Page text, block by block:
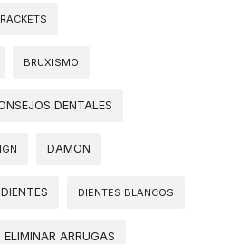
BRUXISMO
DENTALES
DAMON
DIENTES DIENTES BLANCOS
ELIMINAR ARRUGAS